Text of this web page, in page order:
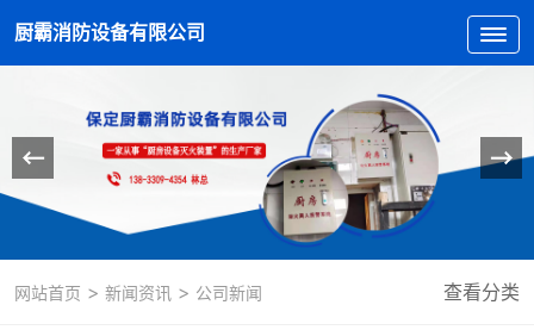
厨霸消防设备有限公司
网站首页 > 新闻资讯 > 公司新闻 查看分类